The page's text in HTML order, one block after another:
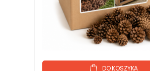
DO KOSZYKA